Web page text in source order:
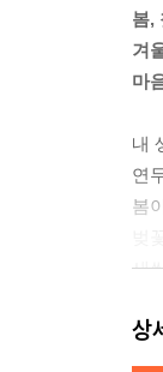
봄,
겨
마
내
연
봄
새
산
꽃
상